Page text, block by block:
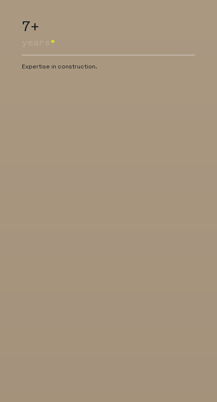
7+
*
Expertise in construction.